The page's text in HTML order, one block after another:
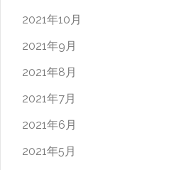
2021年10月
2021年9月
2021年8月
2021年7月
2021年6月
2021年5月